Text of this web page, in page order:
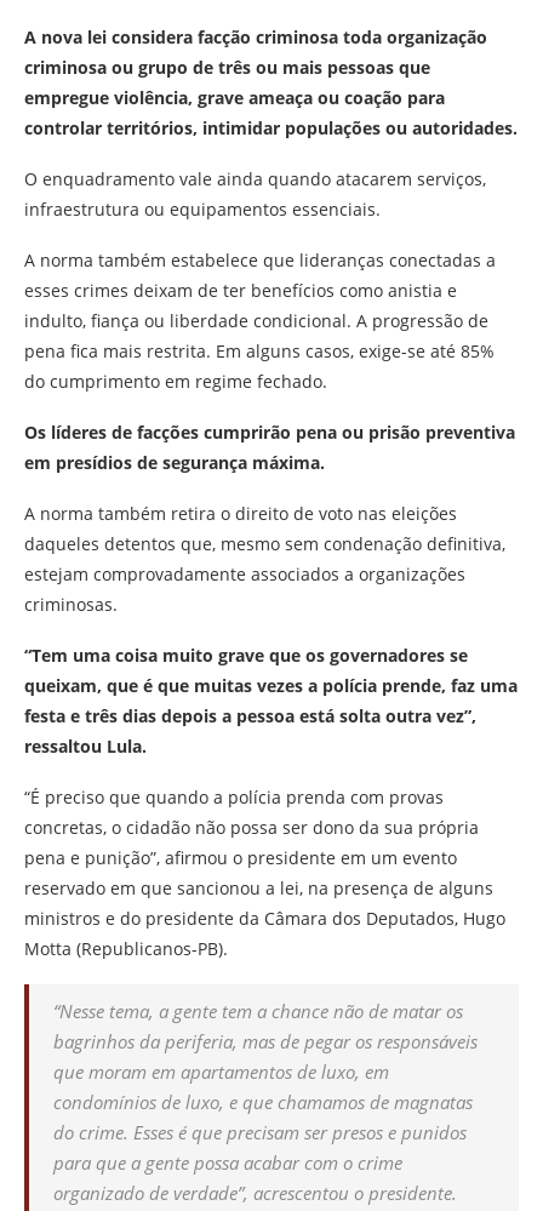
A nova lei considera facção criminosa toda organização
criminosa ou grupo de três ou mais pessoas que
empregue violência, grave ameaça ou coação para
controlar territórios, intimidar populações ou autoridades.
O enquadramento vale ainda quando atacarem serviços,
infraestrutura ou equipamentos essenciais.
A norma também estabelece que lideranças conectadas a
esses crimes deixam de ter benefícios como anistia e
indulto, fiança ou liberdade condicional. A progressão de
pena fica mais restrita. Em alguns casos, exige-se até 85%
do cumprimento em regime fechado.
Os líderes de facções cumprirão pena ou prisão preventiva
em presídios de segurança máxima.
A norma também retira o direito de voto nas eleições
daqueles detentos que, mesmo sem condenação definitiva,
estejam comprovadamente associados a organizações
criminosas.
“Tem uma coisa muito grave que os governadores se
queixam, que é que muitas vezes a polícia prende, faz uma
festa e três dias depois a pessoa está solta outra vez”,
ressaltou Lula.
“É preciso que quando a polícia prenda com provas
concretas, o cidadão não possa ser dono da sua própria
pena e punição”, afirmou o presidente em um evento
reservado em que sancionou a lei, na presença de alguns
ministros e do presidente da Câmara dos Deputados, Hugo
Motta (Republicanos-PB).
“Nesse tema, a gente tem a chance não de matar os
bagrinhos da periferia, mas de pegar os responsáveis
que moram em apartamentos de luxo, em
condomínios de luxo, e que chamamos de magnatas
do crime. Esses é que precisam ser presos e punidos
para que a gente possa acabar com o crime
organizado de verdade”, acrescentou o presidente.